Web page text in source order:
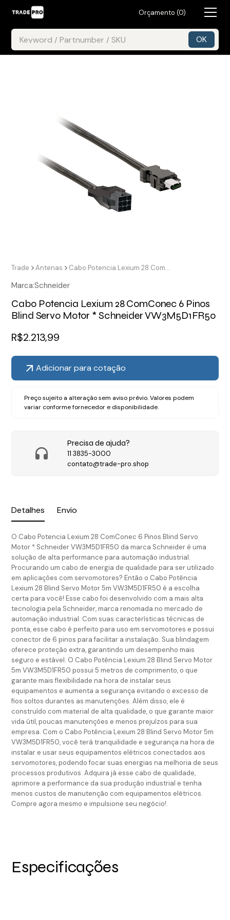
Orçamento (0)
Detalhes Envio
O Cabo Potencia Lexium 28 ComConec 6 Pinos Blind Servo
Motor * Schneider VW3M5D1FR50 da marca Schneider é uma
solução de alta performance para automação industrial.
Procurando um cabo de energia de qualidade para ser utilizado
em aplicações com servomotores? Então o Cabo Potência
Lexium 28 Blind Servo Motor 5m VW3M5D1FR50 é a escolha
certa para você! Esse cabo foi desenvolvido com a mais alta
tecnologia pela Schneider, marca renomada no mercado de
automação industrial. Com suas características técnicas de
ponta, esse cabo é perfeito para uso em servomotores e possui
conector de 6 pinos para facilitar a instalação. Sua blindagem
oferece proteção extra, garantindo um desempenho mais
seguro e estável. O Cabo Potência Lexium 28 Blind Servo Motor
5m VW3M5D1FR50 possui 5 metros de comprimento, o que
garante mais flexibilidade na hora de instalar seus
equipamentos e aumenta a segurança evitando o excesso de
fios soltos durantes as manutenções. Além disso, ele é
construído com material de alta qualidade, o que garante maior
vida útil, poucas manutenções e menos prejuízos para sua
empresa. Com o Cabo Potência Lexium 28 Blind Servo Motor 5m
VW3M5D1FR50, você terá tranquilidade e segurança na hora de
instalar e usar seus equipamentos elétricos conectados aos
servomotores, podendo focar suas energias na melhoria de seus
processos produtivos. Adquira já esse cabo de qualidade,
aprimore a performance da sua produção industrial e tenha
menos custos de manutenção com equipamentos elétricos.
Compre agora mesmo e impulsione seu negócio!.
Trade Antenas Cabo Potencia Lexium 28 ComConec 6 Pinos Blind Servo Motor * Schneider VW3M5D1FR50
Marca:Schneider
Cabo Potencia Lexium 28 ComConec 6 Pinos
Blind Servo Motor * Schneider VW3M5D1FR50
R$2.213,99
Adicionar para cotação
Preço sujeito a alteração sem aviso prévio. Valores podem
variar conforme fornecedor e disponibilidade.
Precisa de ajuda?
11 3835-3000
contato@trade-pro.shop
Especificações